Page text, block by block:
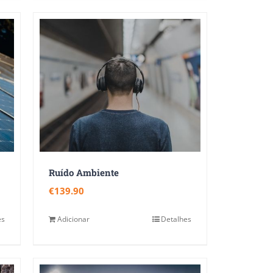
Ruído Ambiente
€139.90
Adicionar Detalhes